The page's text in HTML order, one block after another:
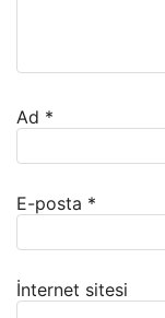
Ad *
E-posta *
İnternet sitesi